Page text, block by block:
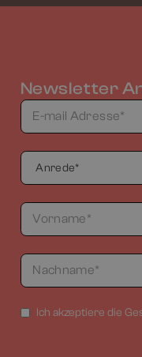
Newsletter
Ich akzeptiere die